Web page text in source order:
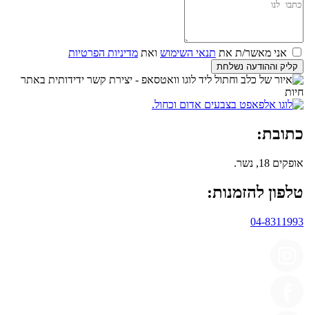
אני מאשר/ת את תנאי השימוש ואת מדיניות הפרטיות
קליק וההודעה נשלחת
כתובת:
אופקים 18, נשר.
טלפון להזמנות:
04-8311993